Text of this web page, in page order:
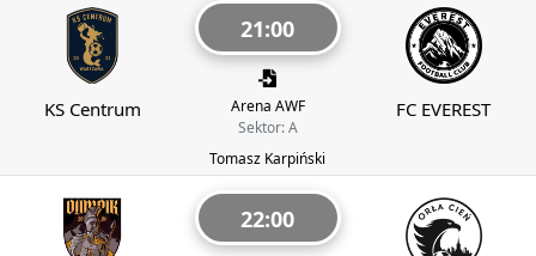
KS Centrum
21:00
Arena AWF
Sektor: A
Tomasz Karpiński
FC EVEREST
22:00